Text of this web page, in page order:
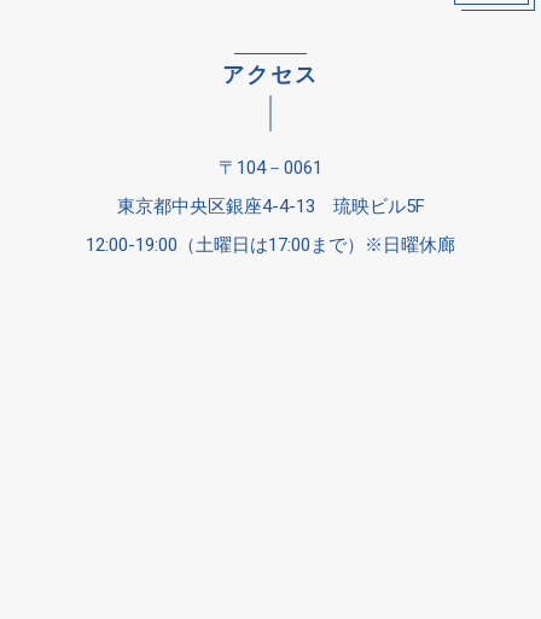
アクセス
〒104－0061
東京都中央区銀座4-4-13 琉映ビル5F
12:00-19:00（土曜日は17:00まで）※日曜休廊